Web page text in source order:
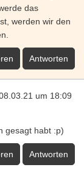
das
werden wir den
Antworten
um 18:09
gesagt habt :p)
Antworten